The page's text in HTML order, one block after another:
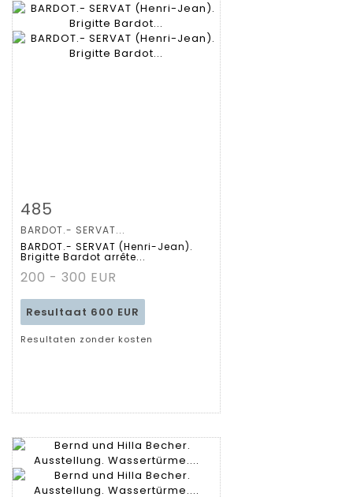
Gedetailleerde
fiche
485
BARDOT.- SERVAT...
BARDOT.- SERVAT (Henri-Jean).
Brigitte Bardot arrête...
200 - 300 EUR
Resultaat 600 EUR
Resultaten zonder kosten